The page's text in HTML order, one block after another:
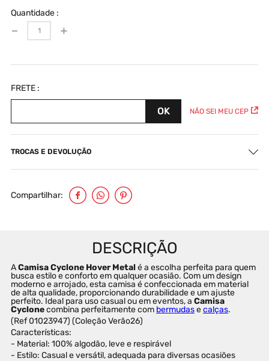
Quantidade
＋
－
NÃO SEI MEU CEP
TROCAS E DEVOLUÇÃO
Compartilhar
A Camisa Cyclone Hover Metal é a escolha perfeita para quem
busca estilo e conforto em qualquer ocasião. Com um design
moderno e arrojado, esta camisa é confeccionada em material
de alta qualidade, proporcionando durabilidade e um ajuste
perfeito. Ideal para uso casual ou em eventos, a Camisa
Cyclone combina perfeitamente com bermudas e calças.
(Ref 01023947) (Coleção Verão26)
Características:
- Material: 100% algodão, leve e respirável
- Estilo: Casual e versátil, adequada para diversas ocasiões